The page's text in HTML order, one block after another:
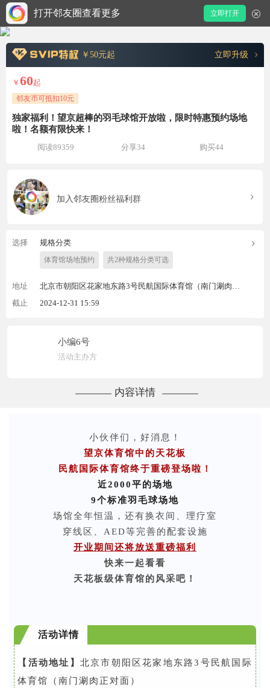
打开邻友圈查看更多 立即打开
￥50元起 立即升级
￥ 60起
邻友币可抵扣10元
独家福利！望京超棒的羽毛球馆开放啦，限时特惠预约场地
啦！名额有限快来！
阅读89359 分享34 购买44
加入邻友圈粉丝福利群
选择 规格分类
体育馆场地预约 共2种规格分类可选
地址
截止
2024-12-31 15:59
小编6号
活动主办方
内容详情
小伙伴们，好消息！
望京体育馆中的天花板
民航国际体育馆终于重磅登场啦！
近2000平的场地
9个标准羽毛球场地
场馆全年恒温，还有换衣间、理疗室
穿线区、AED等完善的配套设施
开业期间还将放送重磅福利
快来一起看看
天花板级体育馆的风采吧！
活动详情
【活动地址】 北京市朝阳区花家地东路3号民航国际
体育馆（南门涮肉正对面）